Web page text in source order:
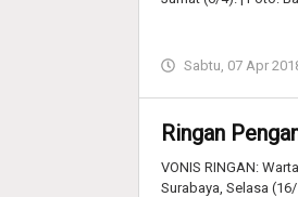
Sabtu, 07 Apr
Ringan
VONIS RINGAN:
Surabaya, Selasa